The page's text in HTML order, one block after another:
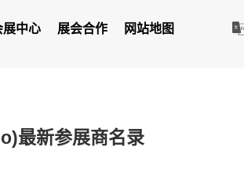
展中心 展会合作 网站地图
最新参展商名录